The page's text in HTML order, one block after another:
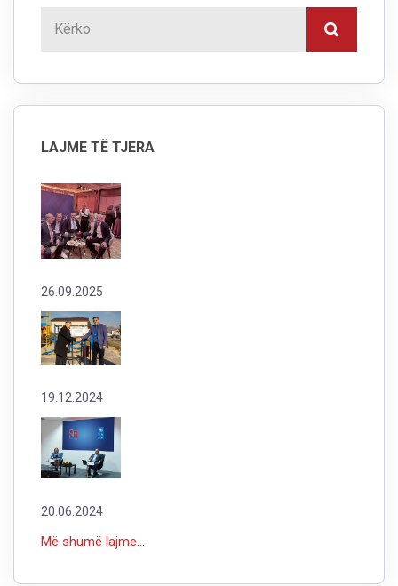
LAJME TË TJERA
26.09.2025
19.12.2024
20.06.2024
Më shumë lajme...